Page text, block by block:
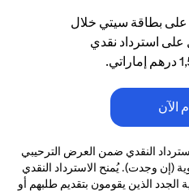
بطاقة سيتي خلال
الآن
النقدي ضمن العرض الترحيبي
(إن وجدت). يُمنح الاسترداد النقدي
الجدد الذين يقومون بتقديم طلبهم أو